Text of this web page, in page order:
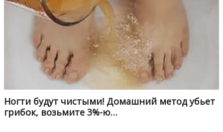
Ногти будут чистыми! Домашний метод убьет
грибок, возьмите 3%-ю…